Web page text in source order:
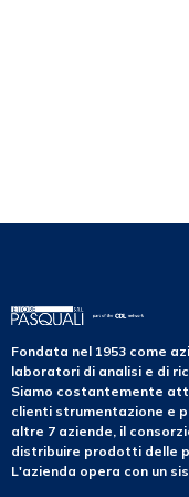
Fondata nel 1953 come
laboratori di analisi e di
Siamo costantemente
clienti strumentazione e
altre 7 aziende, il
distribuire prodotti delle
L'azienda opera con un